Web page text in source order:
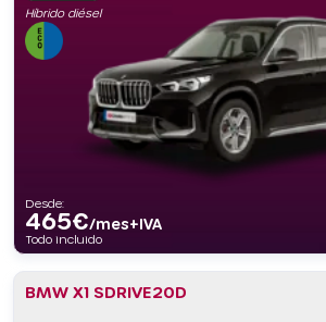
Híbrido diésel
Desde:
465€/mes+IVA
Todo incluido
BMW X1 SDRIVE20D